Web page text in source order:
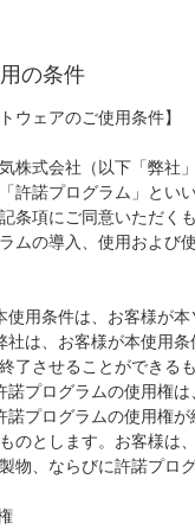
の条件
トウェアのご使用条件】
株式会社（以下「弊社
「許諾プログラム」と
条項にご同意いただく
ムの導入、使用および
使用条件は、お客様が
社は、お客様が本使用
終了させることができる
諾プログラムの使用権
諾プログラムの使用権
ものとします。お客様は
製物、ならびに許諾プロ